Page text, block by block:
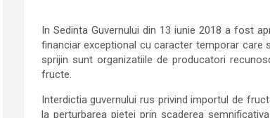
In Sedinta Guvernului din 13 iunie 2018 a fost
financiar exceptional cu caracter temporar
sprijin sunt organizatiile de producatori
fructe.
Interdictia guvernului rus privind importul de
la perturbarea pietei prin scaderea